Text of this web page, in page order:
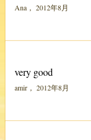
Ana， 2012年8月
very good
amir， 2012年8月